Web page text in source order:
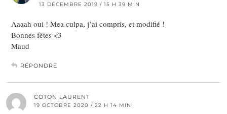
13 DÉCEMBRE 2019 / 15 H 39 MIN
Aaaah oui ! Mea culpa, j’ai compris, et modifié !
Bonnes fêtes <3
Maud
RÉPONDRE
COTON LAURENT
19 OCTOBRE 2020 / 22 H 14 MIN